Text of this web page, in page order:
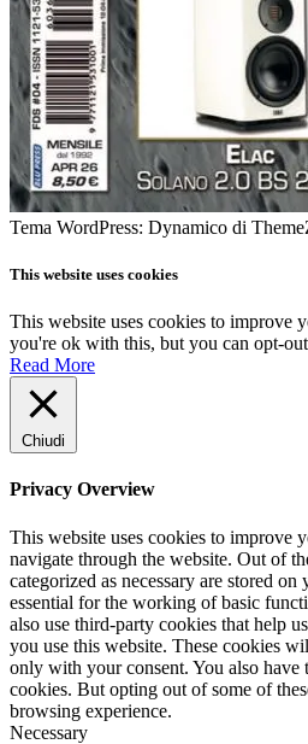
Tema WordPress: Dynamico di
This website uses cookies
This website uses cookies to improve
you're ok with this, but you can opt-
Read More
Chiudi
Privacy Overview
This website uses cookies to improve
navigate through the website. Out of
categorized as necessary are stored
essential for the working of basic
also use third-party cookies that help
you use this website. These cookies
only with your consent. You also have
cookies. But opting out of some of
browsing experience.
Necessary